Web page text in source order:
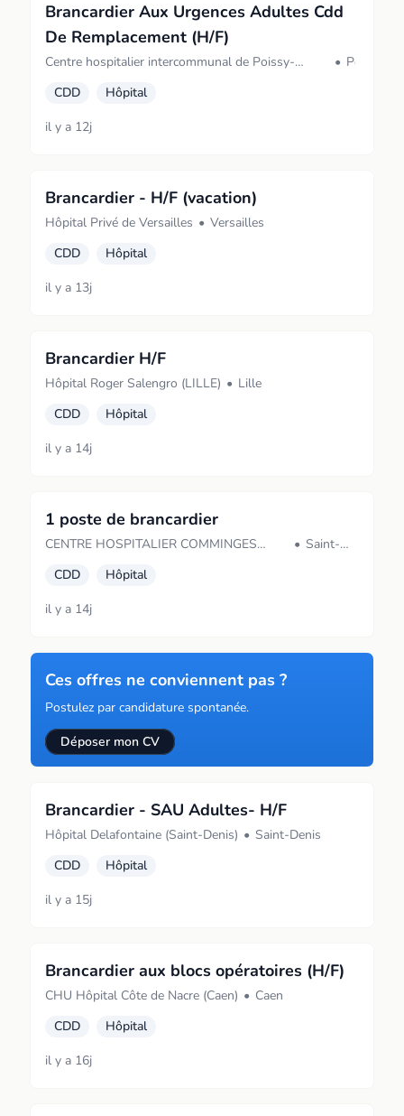
Brancardier Aux Urgences Adultes Cdd
De Remplacement (H/F)
Centre hospitalier intercommunal de Poissy-
Poissy (POISSY)
• Poissy
CDD
Hôpital
il y a 12j
Brancardier - H/F (vacation)
Hôpital Privé de Versailles • Versailles
CDD
Hôpital
il y a 13j
Brancardier H/F
Hôpital Roger Salengro (LILLE) • Lille
CDD
Hôpital
il y a 14j
1 poste de brancardier
CENTRE HOSPITALIER COMMINGES
• Saint-
CDD
Hôpital
il y a 14j
Ces offres ne conviennent pas ?
Postulez par candidature spontanée.
Déposer mon CV
Brancardier - SAU Adultes- H/F
Hôpital Delafontaine (Saint-Denis) • Saint-Denis
CDD
Hôpital
il y a 15j
Brancardier aux blocs opératoires (H/F)
CHU Hôpital Côte de Nacre (Caen) • Caen
CDD
Hôpital
il y a 16j